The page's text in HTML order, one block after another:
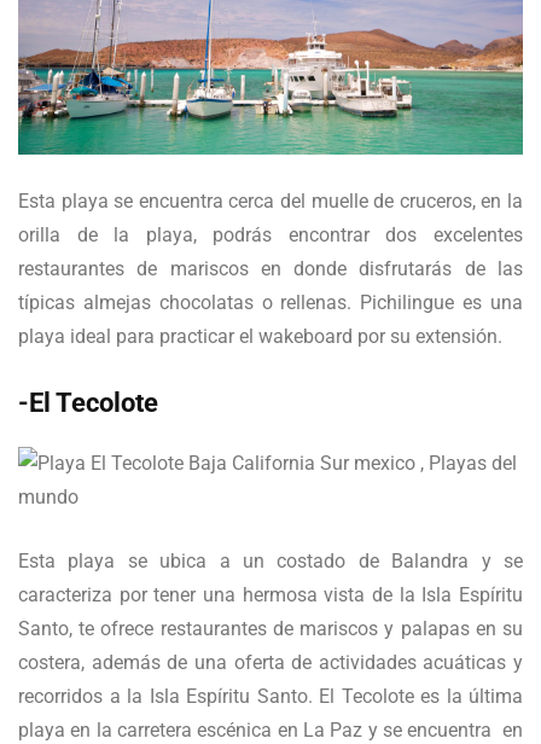
Esta playa se encuentra cerca del muelle de cruceros, en la
orilla de la playa, podrás encontrar dos excelentes
restaurantes de mariscos en donde disfrutarás de las
típicas almejas chocolatas o rellenas. Pichilingue es una
playa ideal para practicar el wakeboard por su extensión.
-El Tecolote
Esta playa se ubica a un costado de Balandra y se
caracteriza por tener una hermosa vista de la Isla Espíritu
Santo, te ofrece restaurantes de mariscos y palapas en su
costera, además de una oferta de actividades acuáticas y
recorridos a la Isla Espíritu Santo. El Tecolote es la última
playa en la carretera escénica en La Paz y se encuentra en